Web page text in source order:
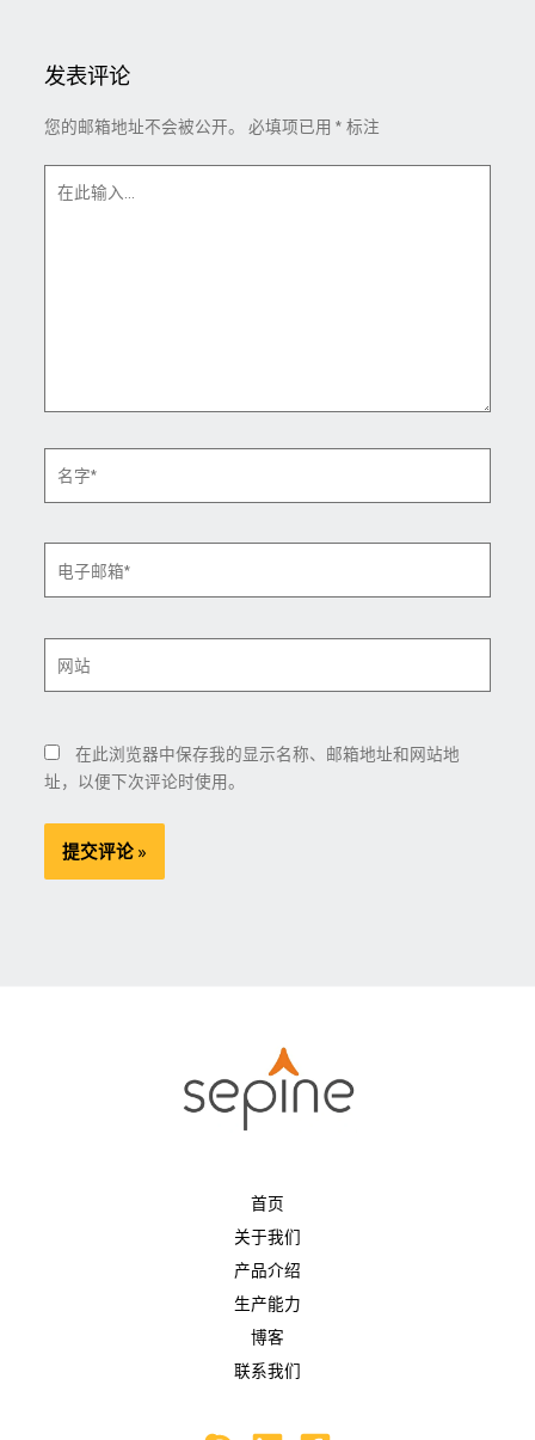
发表评论
您的邮箱地址不会被公开。 必填项已用 * 标注
子
箱
站
在此浏览器中保存我的显示名称、邮箱地址和网站地
址，以便下次评论时使用。
首页
关于我们
产品介绍
生产能力
博客
联系我们